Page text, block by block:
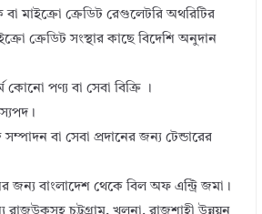
মাইক্রো ক্রেডিট রেগুলেটরি অথরিটির
ক্রেডিট সংস্থার কাছে বিদেশি অনুদান
কোনো পণ্য বা সেবা বিক্রি ।
বা সেবা প্রদানের জন্য টেন্ডারের
জন্য বাংলাদেশ থেকে বিল অফ এন্ট্রি জমা।